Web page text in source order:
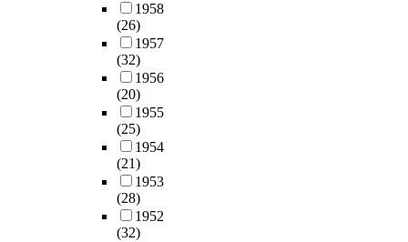
1958
(26)
1957
(32)
1956
(20)
1955
(25)
1954
(21)
1953
(28)
1952
(32)